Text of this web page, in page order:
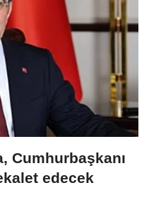
Cumhurbaşkanı
edecek